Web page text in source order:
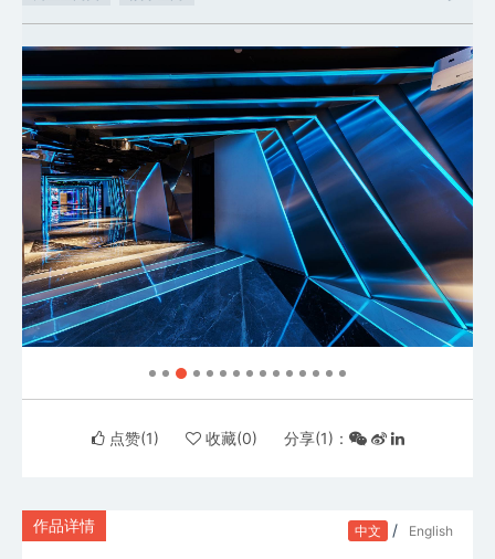
点赞(1) 收藏(0) 分享(1)：
作品详情 中文 / English